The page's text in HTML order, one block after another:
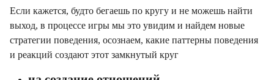
Если кажется, будто бегаешь по кругу и не можешь найти
выход, в процессе игры мы это увидим и найдем новые
стратегии поведения, осознаем, какие паттерны поведения
и реакций создают этот замкнутый круг⠀